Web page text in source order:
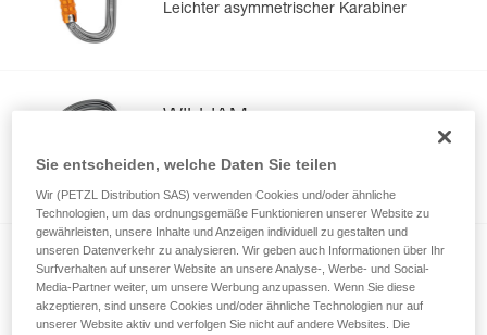
Leichter asymmetrischer Karabiner
Karabiner
Sm'D
Ultraleichter asymmetrischer Karabiner
Sie entscheiden, welche Daten Sie teilen
Wir (PETZL Distribution SAS) verwenden Cookies und/oder ähnliche
Technologien, um das ordnungsgemäße Funktionieren unserer Website zu
gewährleisten, unsere Inhalte und Anzeigen individuell zu gestalten und
unseren Datenverkehr zu analysieren. Wir geben auch Informationen über Ihr
Surfverhalten auf unserer Website an unsere Analyse-, Werbe- und Social-
Media-Partner weiter, um unsere Werbung anzupassen. Wenn Sie diese
akzeptieren, sind unsere Cookies und/oder ähnliche Technologien nur auf
unserer Website aktiv und verfolgen Sie nicht auf andere Websites. Die